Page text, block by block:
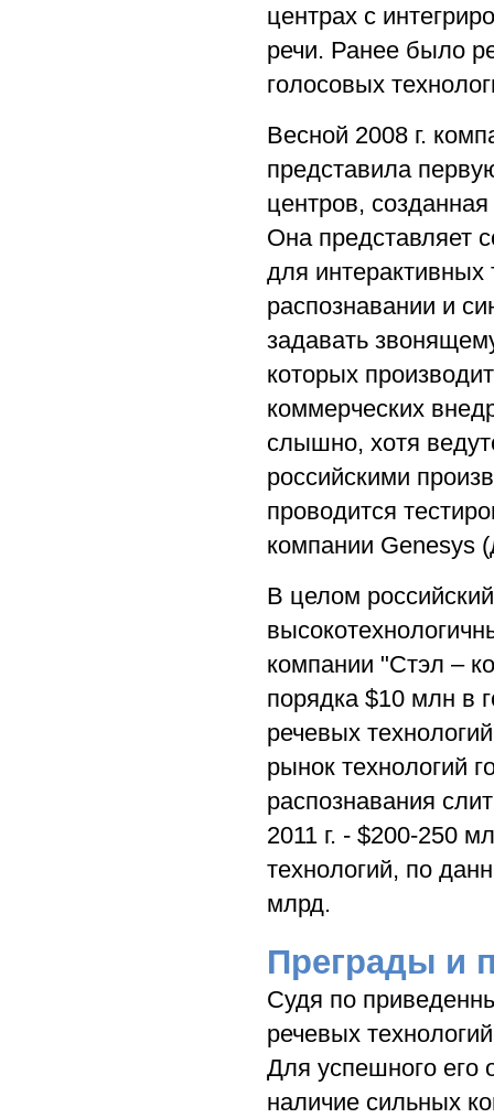
центрах с
речи. Ранее было
голосовых
Весной 2008 г.
представила
центров,
Она представляет
для
распознавании и
задавать
которых
коммерческих
слышно, хотя
российскими
проводится
компании Genesys
В целом
компании "Стэл –
порядка $10 млн в
речевых
рынок технологий
распознавания
2011 г. - $200-250
технологий, по
млрд.
Преграды и
Судя по
речевых
Для успешного его
наличие сильных